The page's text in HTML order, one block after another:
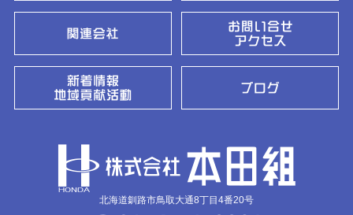
北海道釧路市鳥取大通8丁目4番20号